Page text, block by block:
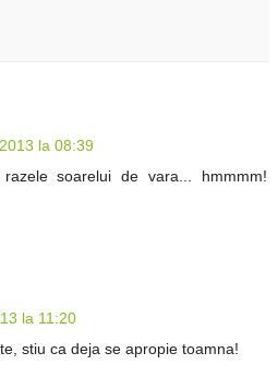
la 08:39
soarelui de vara... hmmmm!
la 11:20
stiu ca deja se apropie toamna!